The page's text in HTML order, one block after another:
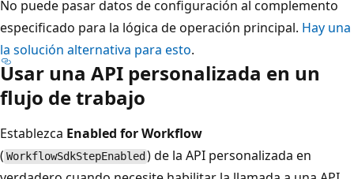
No puede pasar datos de configuración al complemento
especificado para la lógica de operación principal. Hay una
la solución alternativa para esto.
Usar una API personalizada en un
flujo de trabajo
Establezca Enabled for Workflow
( WorkflowSdkStepEnabled ) de la API personalizada en